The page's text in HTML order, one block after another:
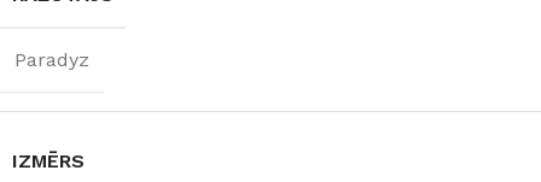
Paradyz
IZMĒRS